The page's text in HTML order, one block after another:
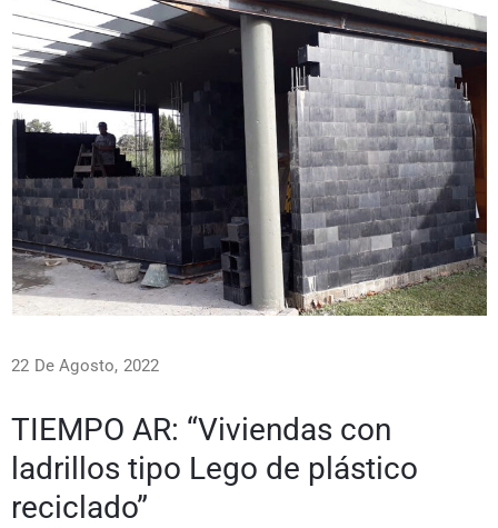
22 De Agosto, 2022
TIEMPO AR: “Viviendas con
ladrillos tipo Lego de plástico
reciclado”